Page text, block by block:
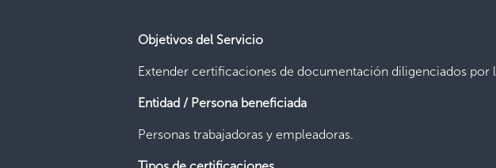
Objetivos del Servicio
Extender certificaciones de documentación diligenciados por
Entidad / Persona beneficiada
Personas trabajadoras y empleadoras.